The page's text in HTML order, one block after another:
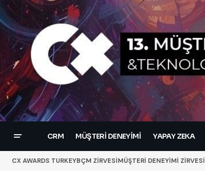
CRM MÜŞTERI DENEYIMI YAPAY ZEKA
CX AWARDS TURKEYBÇM ZİRVESİMÜŞTERİ DENEYİMİ ZİRVESİ